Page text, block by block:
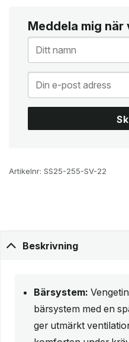
Meddela mig
Artikelnr: SS25-255-SV-22
Beskrivning
Bärsystem:
bärsystem med en
ger utmärkt